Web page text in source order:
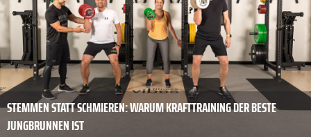
STEMMEN STATT SCHMIEREN: WARUM KRAFTTRAINING DER BESTE
JUNGBRUNNEN IST